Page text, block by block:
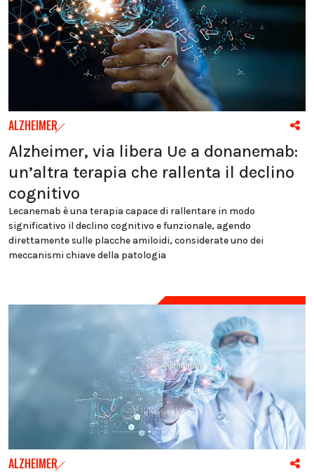
ALZHEIMER
Alzheimer, via libera Ue a donanemab:
un’altra terapia che rallenta il declino
cognitivo
Lecanemab è una terapia capace di rallentare in modo
significativo il declino cognitivo e funzionale, agendo
direttamente sulle placche amiloidi, considerate uno dei
meccanismi chiave della patologia
ALZHEIMER